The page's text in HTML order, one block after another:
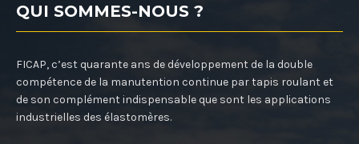
QUI SOMMES-NOUS ?
FICAP, c’est quarante ans de développement de la double
compétence de la manutention continue par tapis roulant et
de son complément indispensable que sont les applications
industrielles des élastomères.